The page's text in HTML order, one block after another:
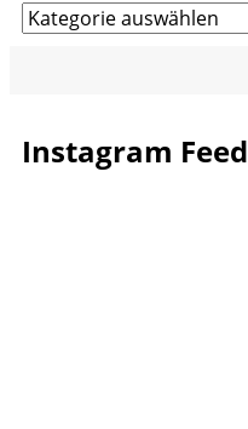
Kategorien
Instagram Feed